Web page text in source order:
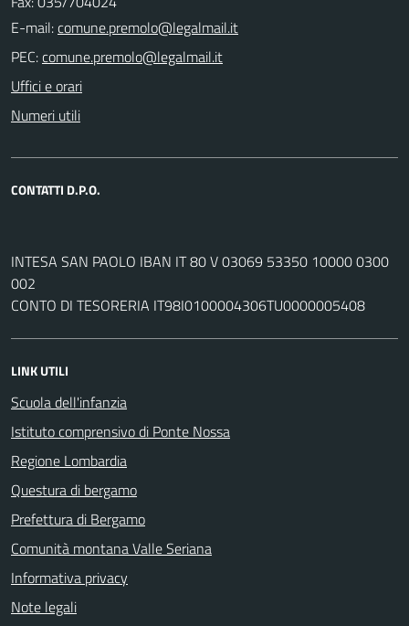
E-mail:
PEC:
Uffici e orari
Numeri utili
CONTATTI D.P.O.
INTESA SAN PAOLO IBAN IT 80 V 03069 53350 10000 0300
002
CONTO DI TESORERIA IT98I0100004306TU0000005408
LINK UTILI
Scuola dell'infanzia
Istituto comprensivo di Ponte Nossa
Regione Lombardia
Questura di bergamo
Prefettura di Bergamo
Comunità montana Valle Seriana
Informativa privacy
Note legali